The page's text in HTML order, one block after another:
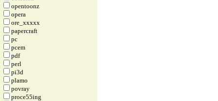
opentoonz
opera
ore_xxxxx
papercraft
pc
pcem
pdf
perl
pi3d
plamo
povray
proce55ing